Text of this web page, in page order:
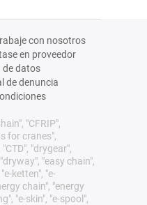
con nosotros
en proveedor
de datos
de denuncia
"CFRIP",
for cranes",
"drygear",
"easy chain",
ketten", "e-
chain", "energy
"e-skin", "e-spool",